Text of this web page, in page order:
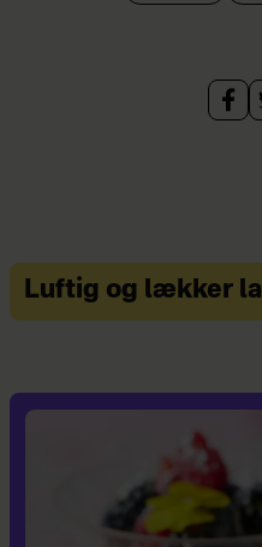
Luftig og lækker